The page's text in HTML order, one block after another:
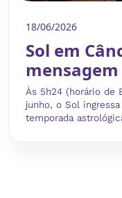
18/06/2026
Sol em
Às 5h24 (horário de
junho, o Sol
temporada